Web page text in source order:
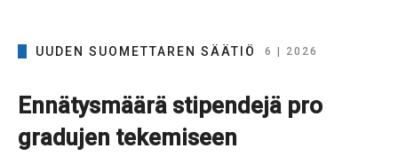
UUDEN SUOMETTAREN SÄÄTIÖ 6 | 2026
Ennätysmäärä stipendejä pro
gradujen tekemiseen